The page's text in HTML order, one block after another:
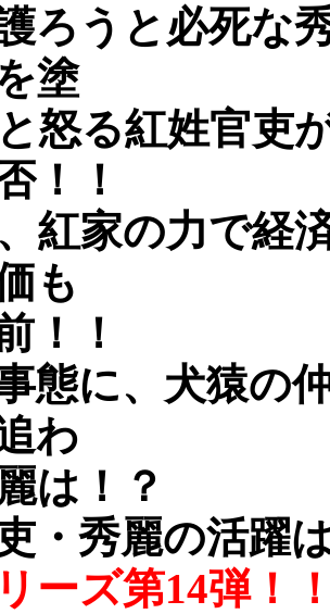
ろうと必死な
塗
怒る紅姓官吏
！！
紅家の力で経
も
！！
態に、犬猿の
わ
は！？
・秀麗の活躍
ーズ第14弾！